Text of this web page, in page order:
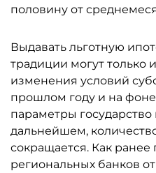
половину от
Выдавать льготную
традиции могут только
изменения условий
прошлом году и на фоне
параметры
дальнейшем,
сокращается. Как ранее
региональных банков